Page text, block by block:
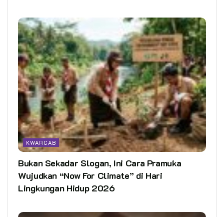
KWARCAB
Bukan Sekadar Slogan, Ini Cara Pramuka
Wujudkan “Now For Climate” di Hari
Lingkungan Hidup 2026